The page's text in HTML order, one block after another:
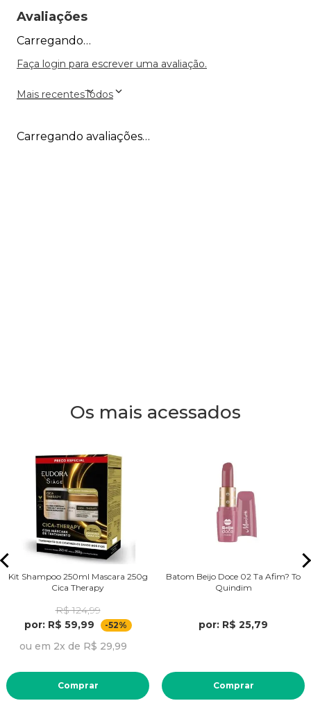
Avaliações
Carregando…
Faça login para escrever uma avaliação.
Mais recentesTodos
Carregando avaliações…
Os mais acessados
Kit Shampoo 250ml Mascara 250g
Cica Therapy
R$ 124,99
por: R$ 59,99
-52%
ou em 2x de R$ 29,99
Comprar
Batom Beijo Doce 02 Ta Afim? To
Quindim
por: R$ 25,79
Comprar